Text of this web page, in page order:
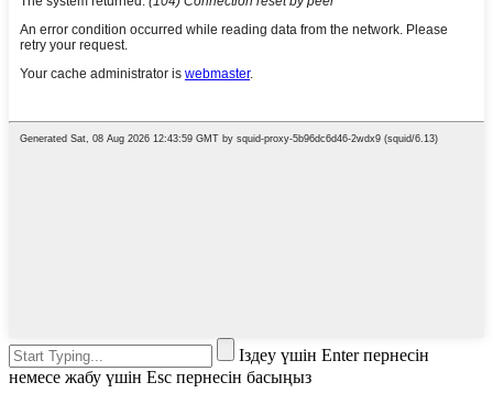
Іздеу үшін Enter пернесін
немесе жабу үшін Esc пернесін басыңыз